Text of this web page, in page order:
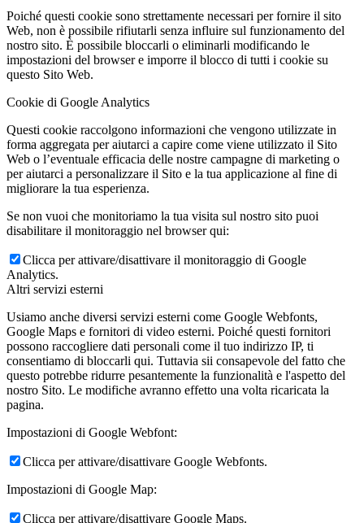
Poiché questi cookie sono strettamente necessari per fornire il sito
Web, non è possibile rifiutarli senza influire sul funzionamento del
nostro sito. È possibile bloccarli o eliminarli modificando le
impostazioni del browser e imporre il blocco di tutti i cookie su
questo Sito Web.
Cookie di Google Analytics
Questi cookie raccolgono informazioni che vengono utilizzate in
forma aggregata per aiutarci a capire come viene utilizzato il Sito
Web o l’eventuale efficacia delle nostre campagne di marketing o
per aiutarci a personalizzare il Sito e la tua applicazione al fine di
migliorare la tua esperienza.
Se non vuoi che monitoriamo la tua visita sul nostro sito puoi
disabilitare il monitoraggio nel browser qui:
Clicca per attivare/disattivare il monitoraggio di Google
Analytics.
Altri servizi esterni
Usiamo anche diversi servizi esterni come Google Webfonts,
Google Maps e fornitori di video esterni. Poiché questi fornitori
possono raccogliere dati personali come il tuo indirizzo IP, ti
consentiamo di bloccarli qui. Tuttavia sii consapevole del fatto che
questo potrebbe ridurre pesantemente la funzionalità e l'aspetto del
nostro Sito. Le modifiche avranno effetto una volta ricaricata la
pagina.
Impostazioni di Google Webfont:
Clicca per attivare/disattivare Google Webfonts.
Impostazioni di Google Map:
Clicca per attivare/disattivare Google Maps.